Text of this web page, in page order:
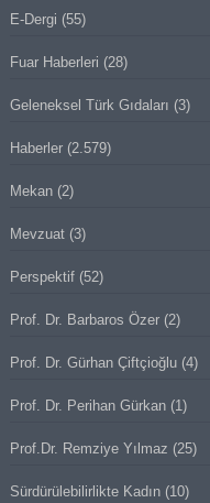
E-Dergi (55)
Fuar Haberleri (28)
Geleneksel Türk Gıdaları (3)
Haberler(2.579)
Mekan(2)
Mevzuat(3)
Perspektif(52)
Prof. Dr. Barbaros Özer(2)
Prof. Dr. Gürhan Çiftçioğlu(4)
Prof. Dr. Perihan Gürkan(1)
Prof.Dr. Remziye Yılmaz (25)
Sürdürülebilirlikte Kadın(10)